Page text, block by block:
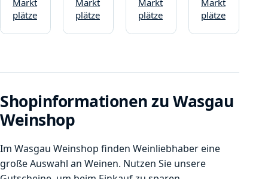
plätze
plätze
plätze
plätze
Shopinformationen zu Wasgau
Weinshop
Im Wasgau Weinshop finden Weinliebhaber eine
große Auswahl an Weinen. Nutzen Sie unsere